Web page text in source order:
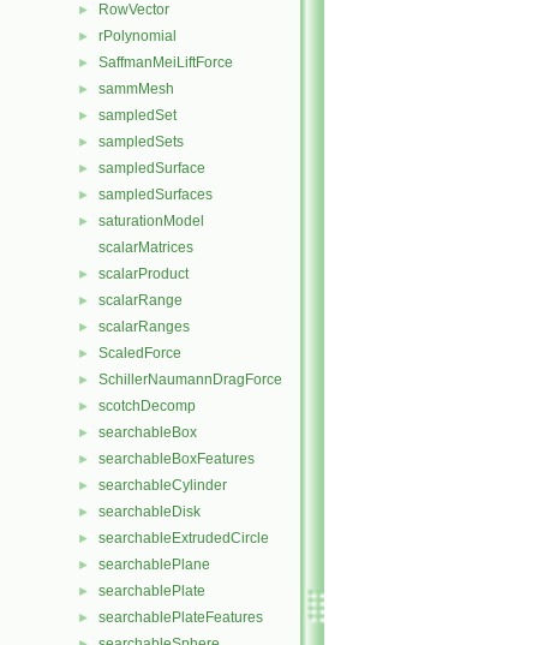
► RowVector
► rPolynomial
► SaffmanMeiLiftForce
► sammMesh
► sampledSet
► sampledSets
► sampledSurface
► sampledSurfaces
►
saturationModel
scalarMatrices
► scalarProduct
► scalarRange
► scalarRanges
► ScaledForce
► SchillerNaumannDragForce
► scotchDecomp
► searchableBox
► searchableBoxFeatures
► searchableCylinder
► searchableDisk
► searchableExtrudedCircle
► searchablePlane
► searchablePlate
► searchablePlateFeatures